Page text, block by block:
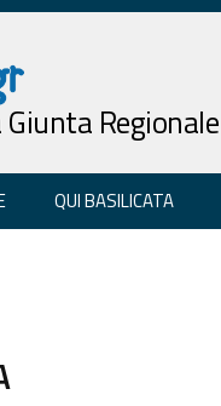
Regionale
QUI BASILICATA